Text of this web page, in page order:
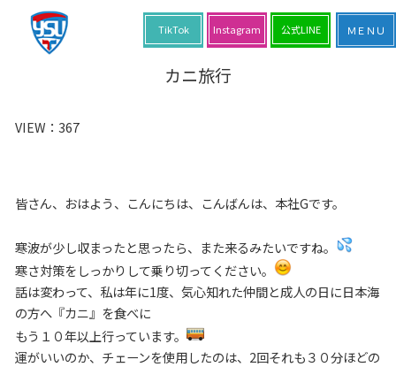
カニ旅行
VIEW： 367
皆さん、おはよう、こんにちは、こんばんは、本社Gです。
寒波が少し収まったと思ったら、また来るみたいですね。
寒さ対策をしっかりして乗り切ってください。
話は変わって、私は年に1度、気心知れた仲間と成人の日に日本海
の方へ『カニ』を食べに
もう１０年以上行っています。
運がいいのか、チェーンを使用したのは、2回それも３０分ほどの
公式LINE
Instagram
TikTok